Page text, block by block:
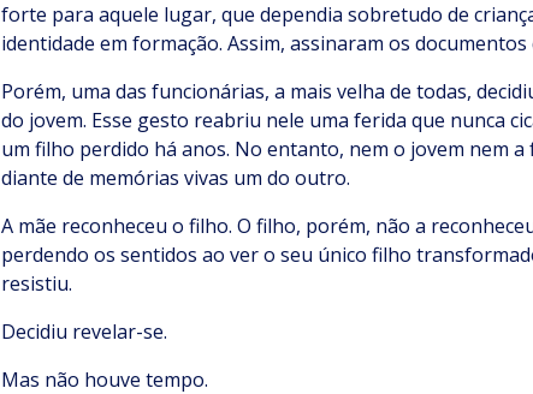
forte para aquele lugar, que dependia sobretudo de
identidade em formação. Assim, assinaram os
Porém, uma das funcionárias, a mais velha de todas,
do jovem. Esse gesto reabriu nele uma ferida que nunca
um filho perdido há anos. No entanto, nem o jovem nem
diante de memórias vivas um do outro.
A mãe reconheceu o filho. O filho, porém, não a
perdendo os sentidos ao ver o seu único filho
resistiu.
Decidiu revelar-se.
Mas não houve tempo.